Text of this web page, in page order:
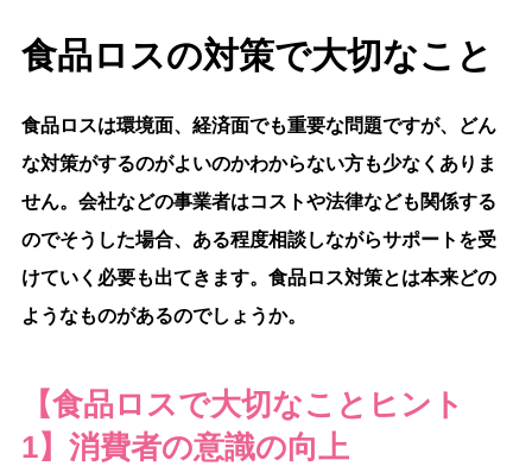
食品ロスの対策で大切なこと
食品ロスは環境面、経済面でも重要な問題ですが、どん
な対策がするのがよいのかわからない方も少なくありま
せん。会社などの事業者はコストや法律なども関係する
のでそうした場合、ある程度相談しながらサポートを受
けていく必要も出てきます。食品ロス対策とは本来どの
ようなものがあるのでしょうか。
【食品ロスで大切なことヒント
1】消費者の意識の向上